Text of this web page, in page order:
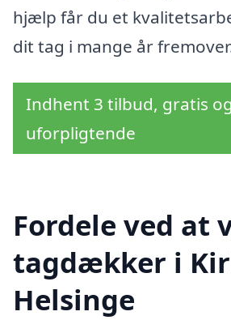
hjælp får du et
dit tag i mange år
Indhent 3 tilbud, gratis og
uforpligtende
Fordele ved at
tagdækker i
Helsinge